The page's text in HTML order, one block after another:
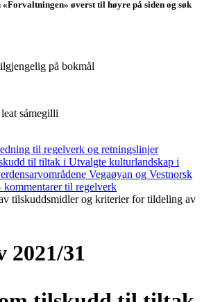
øverst til høyre på siden og søk
på bokmål
sámegilli
til regelverk og retningslinjer
til tiltak i Utvalgte kulturlandskap i
Vegaøyan og Vestnorsk
kommentarer til regelverk
tilskuddsmidler og kriterier for tildeling av
2021/31